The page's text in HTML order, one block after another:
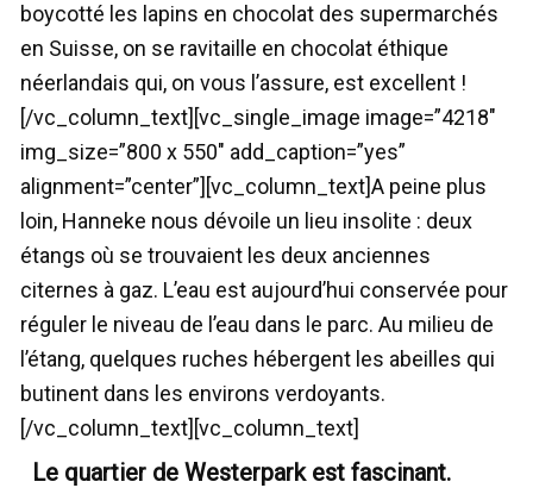
boycotté les lapins en chocolat des supermarchés
en Suisse, on se ravitaille en chocolat éthique
néerlandais qui, on vous l’assure, est excellent !
[/vc_column_text][vc_single_image image=”4218″
img_size=”800 x 550″ add_caption=”yes”
alignment=”center”][vc_column_text]A peine plus
loin, Hanneke nous dévoile un lieu insolite : deux
étangs où se trouvaient les deux anciennes
citernes à gaz. L’eau est aujourd’hui conservée pour
réguler le niveau de l’eau dans le parc. Au milieu de
l’étang, quelques ruches hébergent les abeilles qui
butinent dans les environs verdoyants.
[/vc_column_text][vc_column_text]
Le quartier de Westerpark est fascinant.